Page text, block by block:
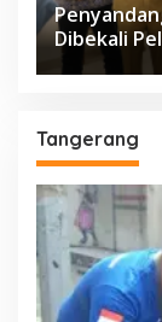
Dibekali
Tangerang